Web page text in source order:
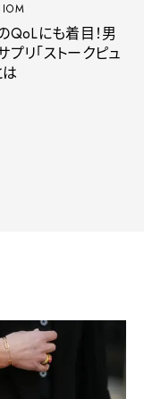
QoLにも着目！男
リ「ストークピュ
は